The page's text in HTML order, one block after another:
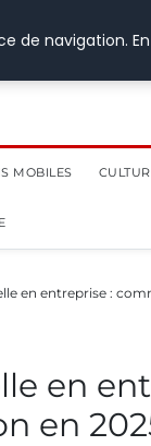
MOBILES
en entreprise :
en
en
de navigation.